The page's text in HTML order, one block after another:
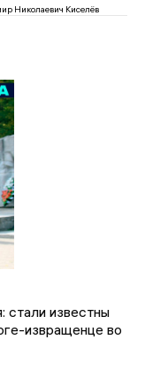
Николаевич Киселёв
стали известны
извращенце во